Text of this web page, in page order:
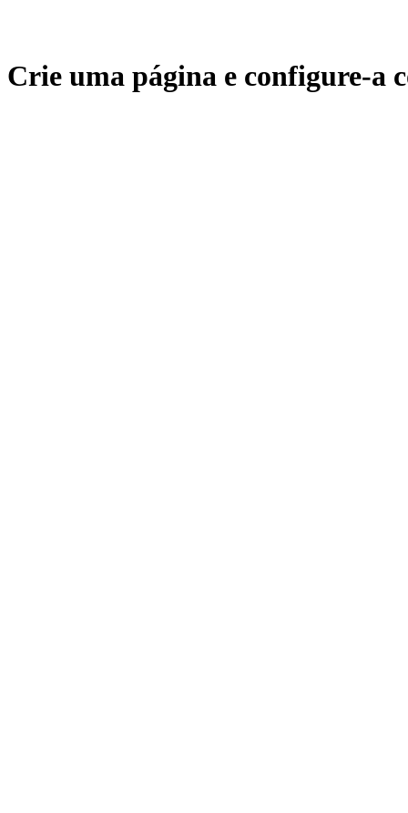
Crie uma página e configure-a